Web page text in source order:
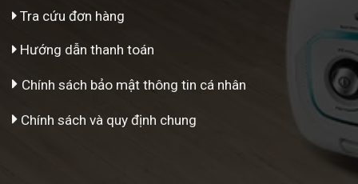
Tra cứu đơn hàng
Hướng dẫn thanh toán
Chính sách bảo mật thông tin cá nhân
Chính sách và quy định chung